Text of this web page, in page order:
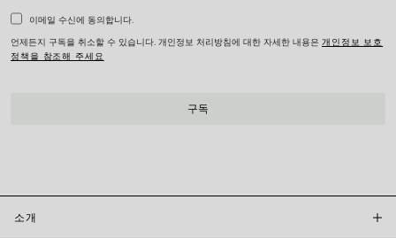
이메일 수신에 동의합니다.
언제든지 구독을 취소할 수 있습니다. 개인정보 처리방침에 대한 자세한 내용은 개인정보 보호
정책을 참조해 주세요
소개